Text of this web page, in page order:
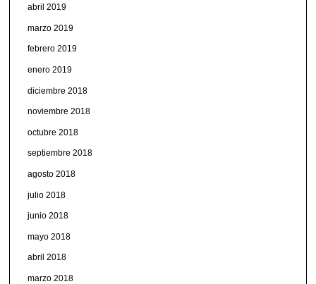
abril 2019
marzo 2019
febrero 2019
enero 2019
diciembre 2018
noviembre 2018
octubre 2018
septiembre 2018
agosto 2018
julio 2018
junio 2018
mayo 2018
abril 2018
marzo 2018